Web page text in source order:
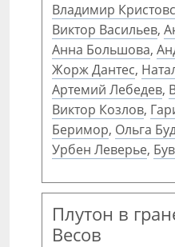
Владимир
Виктор Васильев,
Анна Большова,
Жорж Дантес,
Артемий Лебедев,
Виктор Козлов,
Беримор, Ольга
Урбен Леверье,
Плутон в
Весов